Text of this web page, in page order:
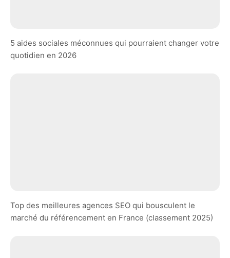
5 aides sociales méconnues qui pourraient changer votre
quotidien en 2026
Top des meilleures agences SEO qui bousculent le
marché du référencement en France (classement 2025)